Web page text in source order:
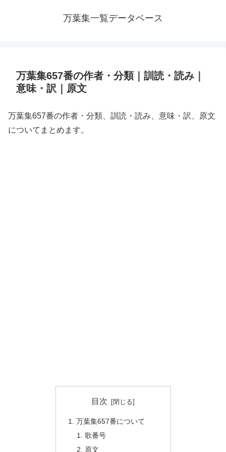
万葉集一覧データベース
万葉集657番の作者・分類｜訓読・読み｜
意味・訳｜原文
万葉集657番の作者・分類、訓読・読み、意味・訳、原文
についてまとめます。
目次
万葉集657番について
歌番号
原文